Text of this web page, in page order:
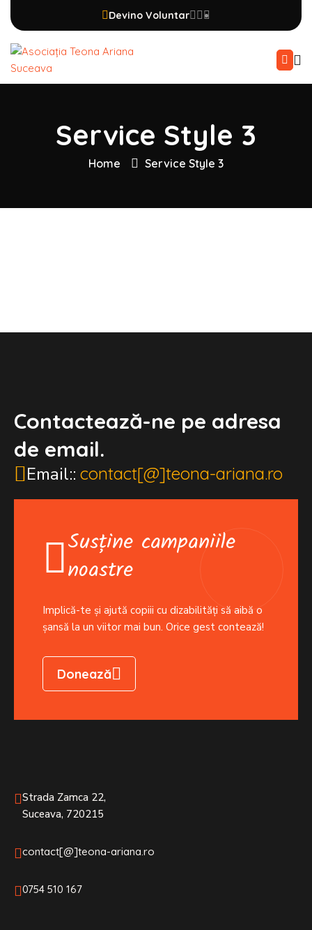
Devino Voluntar
Service Style 3
Home Service Style 3
Contactează-ne pe adresa
de email.
Email:: contact[@]teona-ariana.ro
Susține campaniile
noastre
Implică-te și ajută copiii cu dizabilități să aibă o
șansă la un viitor mai bun. Orice gest contează!
Donează
Strada Zamca 22,
Suceava, 720215
contact[@]teona-ariana.ro
0754 510 167